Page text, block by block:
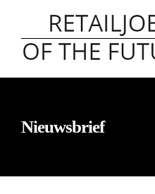
inhoud
Nieuwsbrief